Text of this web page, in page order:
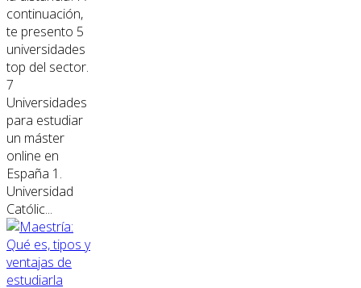
continuación,
te presento 5
universidades
top del sector.
7
Universidades
para estudiar
un máster
online en
España 1.
Universidad
Católic...